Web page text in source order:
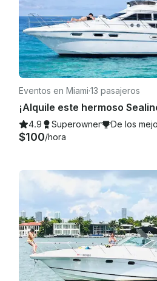
Eventos en Miami·13 pasajeros
4.9 Superowner De los
$100/hora